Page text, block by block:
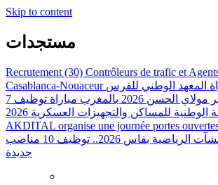
Skip to content
مستجدات
Recrutement (30) Contrôleurs de trafic et
Casablanca-Nouaceur المعهد الوطني للفرس
الحسن 2026 بالمغرب
مباراة توظيف 7
الوطنية للمساكن والتجهيزات العسكرية 2026
AKDITAL organise une journée portes
توظيف شركة المنشآت الرياضية بفاس 2026.. توظيف 10 مناصب
جديدة